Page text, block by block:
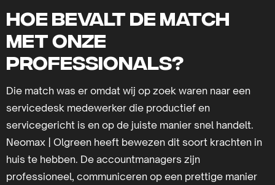
Hoe bevalt de match
met onze
professionals?
Die match was er omdat wij op zoek waren naar een
servicedesk medewerker die productief en
servicegericht is en op de juiste manier snel handelt.
Neomax | Olgreen heeft bewezen dit soort krachten in
huis te hebben. De accountmanagers zijn
professioneel, communiceren op een prettige manier